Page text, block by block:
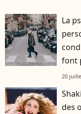
La
font
20
des